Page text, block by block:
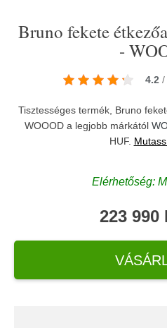
Bruno fekete
-
4.2 /
Tisztességes termék, Bruno
WOOOD a legjobb márkától
HUF.
Elérhetőség:
223 990